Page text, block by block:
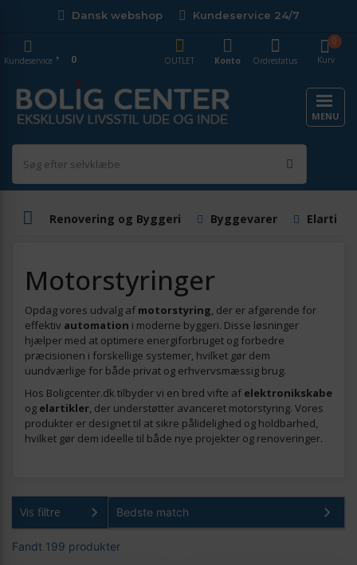
Dansk webshop Kundeservice 24/7
Kurv
0
OUTLET
Konto Ordrestatus
Kundeservice 0
MENU
Renovering og Byggeri Byggevarer
Motorstyringer
Opdag vores udvalg af motorstyring, der er afgørende for
effektiv automation i moderne byggeri. Disse løsninger
hjælper med at optimere energiforbruget og forbedre
præcisionen i forskellige systemer, hvilket gør dem
uundværlige for både privat og erhvervsmæssig brug.
Hos Boligcenter.dk tilbyder vi en bred vifte af elektronikskabe
og elartikler, der understøtter avanceret motorstyring. Vores
produkter er designet til at sikre pålidelighed og holdbarhed,
hvilket gør dem ideelle til både nye projekter og renoveringer.
Vis filtre
Fandt 199 produkter